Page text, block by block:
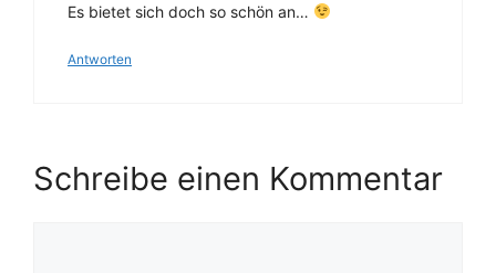
Es bietet sich doch so schön an…
Antworten
Schreibe einen Kommentar